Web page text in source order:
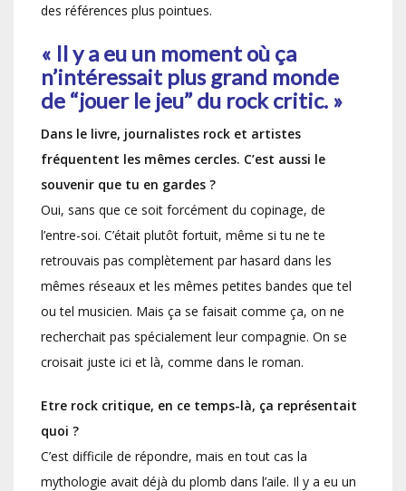
des références plus pointues.
« Il y a eu un moment où ça
n’intéressait plus grand monde
de “jouer le jeu” du rock critic. »
Dans le livre, journalistes rock et artistes
fréquentent les mêmes cercles. C’est aussi le
souvenir que tu en gardes ?
Oui, sans que ce soit forcément du copinage, de
l’entre-soi. C’était plutôt fortuit, même si tu ne te
retrouvais pas complètement par hasard dans les
mêmes réseaux et les mêmes petites bandes que tel
ou tel musicien. Mais ça se faisait comme ça, on ne
recherchait pas spécialement leur compagnie. On se
croisait juste ici et là, comme dans le roman.
Etre rock critique, en ce temps-là, ça représentait
quoi ?
C’est difficile de répondre, mais en tout cas la
mythologie avait déjà du plomb dans l’aile. Il y a eu un